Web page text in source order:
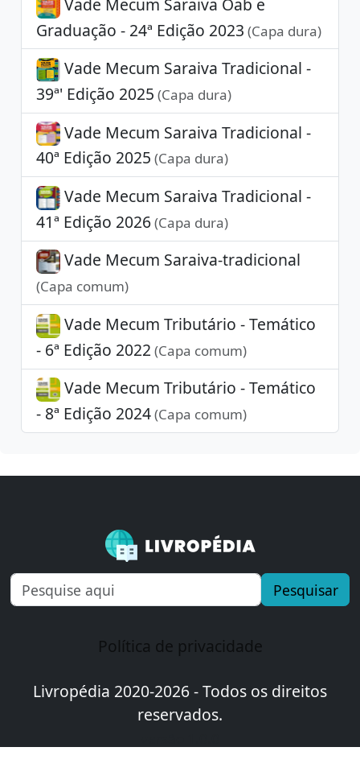
Graduação - 24ª Edição 2023 (Capa dura)
Vade Mecum Saraiva Tradicional -
39ª' Edição 2025 (Capa dura)
Vade Mecum Saraiva Tradicional -
40ª Edição 2025 (Capa dura)
Vade Mecum Saraiva Tradicional -
41ª Edição 2026(Capa dura)
Vade Mecum Saraiva-tradicional
(Capa comum)
Vade Mecum Tributário - Temático
- 6ª Edição 2022 (Capa comum)
Vade Mecum Tributário - Temático
- 8ª Edição 2024(Capa comum)
Pesquisar
Política de privacidade
Livropédia 2020-2026 - Todos os direitos
reservados.